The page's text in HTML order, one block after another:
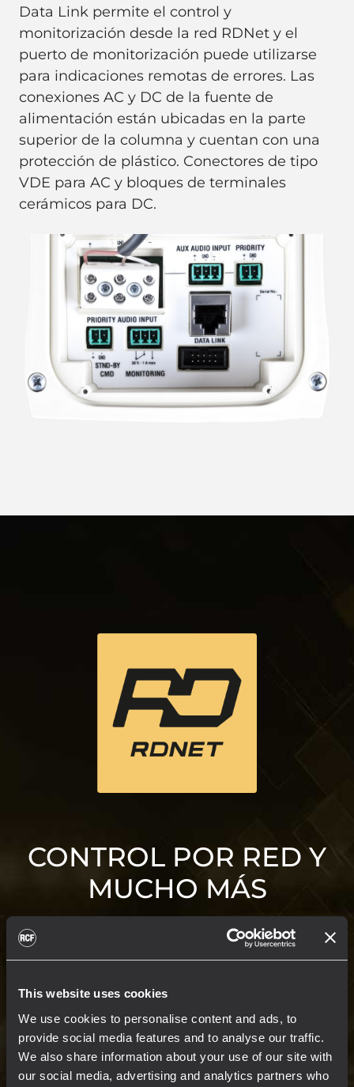
This website uses cookies
We use cookies to personalise content and ads, to
provide social media features and to analyse our traffic.
We also share information about your use of our site with
our social media, advertising and analytics partners who
Data Link permite el control y
monitorización desde la red RDNet y el
puerto de monitorización puede utilizarse
para indicaciones remotas de errores. Las
conexiones AC y DC de la fuente de
alimentación están ubicadas en la parte
superior de la columna y cuentan con una
protección de plástico. Conectores de tipo
VDE para AC y bloques de terminales
cerámicos para DC.
CONTROL POR RED Y
MUCHO MÁS
RDNet es una plataforma avanzada para la
supervisión y el control integrados de
configuraciones en directo e instaladas hasta
grandes sistemas para estadios. Basado en
una sólida arquitectura en red, RDNet
combina control del sistema, diseño del line
array y mediciones de audio completas en un